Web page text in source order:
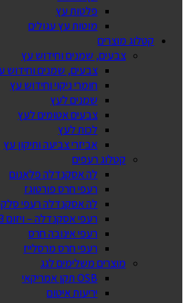
פלטות עץ
מוטות עץ עגולים
קטלוג מוצרים
צבעים, שמנים וחידוש עץ
צבעים, שמנים וחידוש
חומרי ניקוי וחידוש עץ
שמנים לעץ
צבעים אטומים לעץ
לכות לעץ
אביזרי צביעה ותיקון עץ
קטלוג רעפים
לה אסקנדלה פלאנום
רעפי חרס פורטוגז
לה אסקנדלה רעפי
רעפי אסקנדלה – ויזום 3
רעפי אינובה חרס
רעפי חרס מרסלייז
מוצרים משלימים לגג
OSB תקן אמריקאי
יריעות איטום